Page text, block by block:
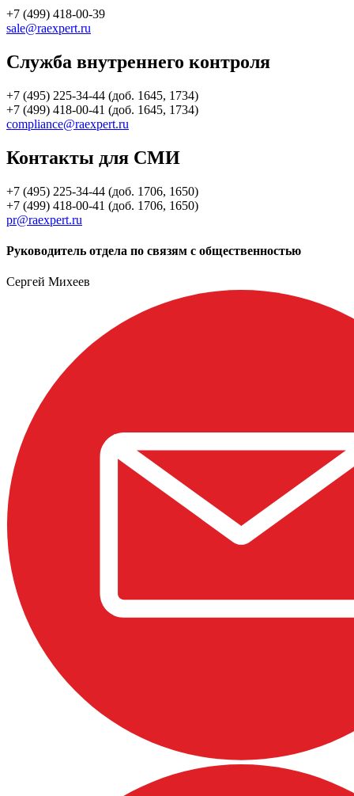
+7 (499) 418-00-39
sale@raexpert.ru
Служба внутреннего контроля
+7 (495) 225-34-44 (доб. 1645, 1734)
+7 (499) 418-00-41 (доб. 1645, 1734)
compliance@raexpert.ru
Контакты для СМИ
+7 (495) 225-34-44 (доб. 1706, 1650)
+7 (499) 418-00-41 (доб. 1706, 1650)
pr@raexpert.ru
Руководитель отдела по связям с общественностью
Сергей Михеев